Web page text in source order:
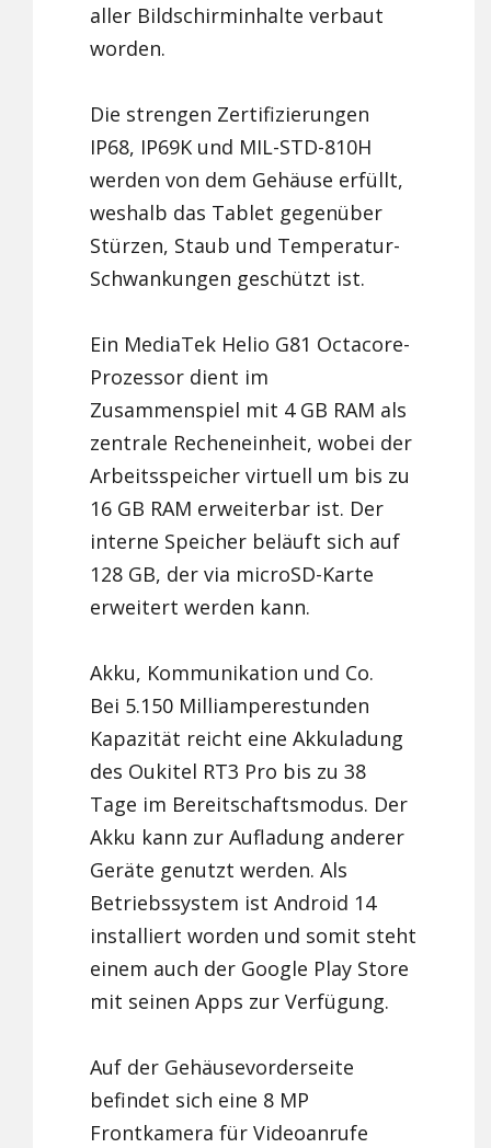
aller Bildschirminhalte verbaut
worden.
Die strengen Zertifizierungen
IP68, IP69K und MIL-STD-810H
werden von dem Gehäuse erfüllt,
weshalb das Tablet gegenüber
Stürzen, Staub und Temperatur-
Schwankungen geschützt ist.
Ein MediaTek Helio G81 Octacore-
Prozessor dient im
Zusammenspiel mit 4 GB RAM als
zentrale Recheneinheit, wobei der
Arbeitsspeicher virtuell um bis zu
16 GB RAM erweiterbar ist. Der
interne Speicher beläuft sich auf
128 GB, der via microSD-Karte
erweitert werden kann.
Akku, Kommunikation und Co.
Bei 5.150 Milliamperestunden
Kapazität reicht eine Akkuladung
des Oukitel RT3 Pro bis zu 38
Tage im Bereitschaftsmodus. Der
Akku kann zur Aufladung anderer
Geräte genutzt werden. Als
Betriebssystem ist Android 14
installiert worden und somit steht
einem auch der Google Play Store
mit seinen Apps zur Verfügung.
Auf der Gehäusevorderseite
befindet sich eine 8 MP
Frontkamera für Videoanrufe